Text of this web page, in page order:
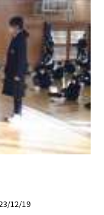
12/19